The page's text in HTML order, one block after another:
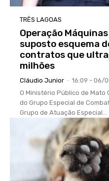
TRÊS LAGOAS
Operação
suposto esquema
contratos que
milhões
Cláudio Junior - 16:09 - 06/
O Ministério Público de Mato
do Grupo Especial de
Grupo de Atuação Especial...